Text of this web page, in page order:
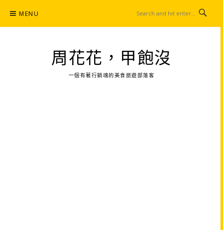
content
MENU
周花花，甲飽沒
一個有著行銷魂的美食旅遊部落客